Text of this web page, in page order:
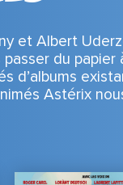
et Albert
du papier
d’albums
Astérix